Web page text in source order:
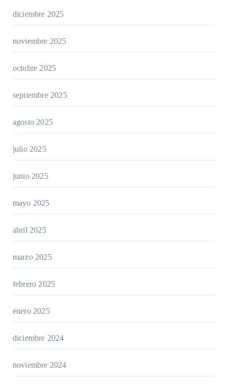
diciembre 2025
noviembre 2025
octubre 2025
septiembre 2025
agosto 2025
julio 2025
junio 2025
mayo 2025
abril 2025
marzo 2025
febrero 2025
enero 2025
diciembre 2024
noviembre 2024